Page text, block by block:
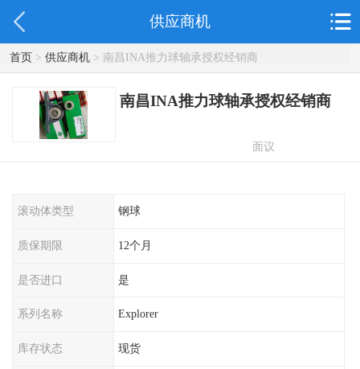
供应商机
首页> 供应商机> 南昌INA推力球轴承授权经销商
南昌INA推力球轴承授权经销商
面议
滚动体类型 钢球
质保期限 12个月
是否进口 是
系列名称 Explorer
库存状态 现货